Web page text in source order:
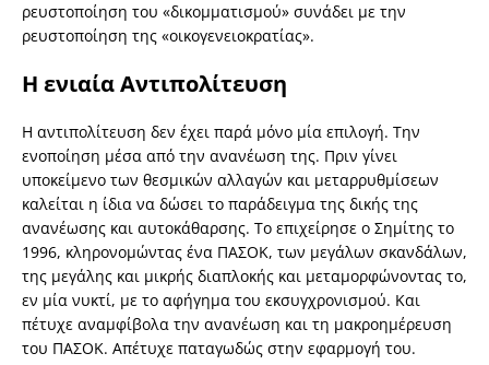
ρευστοποίηση του «δικομματισμού» συνάδει με την
ρευστοποίηση της «οικογενειοκρατίας».
Η ενιαία Αντιπολίτευση
Η αντιπολίτευση δεν έχει παρά μόνο μία επιλογή. Την
ενοποίηση μέσα από την ανανέωση της. Πριν γίνει
υποκείμενο των θεσμικών αλλαγών και μεταρρυθμίσεων
καλείται η ίδια να δώσει το παράδειγμα της δικής της
ανανέωσης και αυτοκάθαρσης. Το επιχείρησε ο Σημίτης το
1996, κληρονομώντας ένα ΠΑΣΟΚ, των μεγάλων σκανδάλων,
της μεγάλης και μικρής διαπλοκής και μεταμορφώνοντας το,
εν μία νυκτί, με το αφήγημα του εκσυγχρονισμού. Και
πέτυχε αναμφίβολα την ανανέωση και τη μακροημέρευση
του ΠΑΣΟΚ. Απέτυχε παταγωδώς στην εφαρμογή του.